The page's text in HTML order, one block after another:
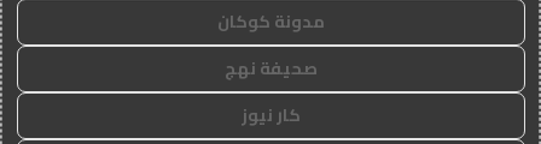
مدونة كوكان
صحيفة نهج
كار نيوز